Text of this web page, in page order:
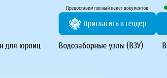
Предоставим полный пакет документов
Пригласить в тендер
ВЗУ, системы водоподготовки
для юрлиц Водозаборные узлы (ВЗУ)